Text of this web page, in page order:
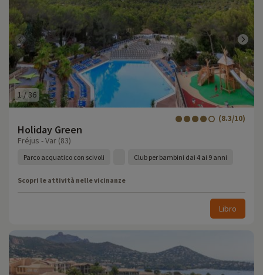
1 /36
Holiday Green
(8.3/10)
Fréjus - Var (83)
Parco acquatico con scivoli Club per bambini dai 4 ai 9 anni
Scopri le attività nelle vicinanze
Libro